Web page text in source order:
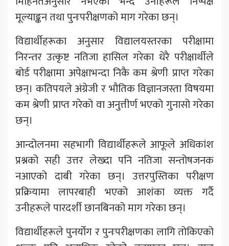
मूल्याङ्कन तथा पुनःपरीक्षणको माग गरेका छन्।
विद्यार्थीहरूका अनुसार विद्यालयस्तरका परीक्षामा
निरन्तर उत्कृष्ट नतिजा हासिल गरेका धेरै परीक्षार्थीले
बोर्ड परीक्षामा अपेक्षाभन्दा निकै कम श्रेणी प्राप्त गरेका
छन्। कतिपयले अंग्रेजी र भौतिक विज्ञानजस्ता विषयमा
कम श्रेणी प्राप्त गरेको वा अनुत्तीर्ण भएको गुनासो गरेका
छन्।
आन्दोलनमा सहभागी विद्यार्थीहरूले आफूले अधिकांश
प्रश्नको सही उत्तर लेख्दा पनि नतिजा सन्तोषजनक
नआएको दाबी गरेका छन्। उत्तरपुस्तिका परीक्षण
प्रक्रियामा लापरबाही भएको आशंका व्यक्त गर्दै
उनीहरूले पारदर्शी छानबिनको माग गरेका छन्।
विद्यार्थीहरूले पुनर्योग र पुनःपरीक्षणका लागि तोकिएको